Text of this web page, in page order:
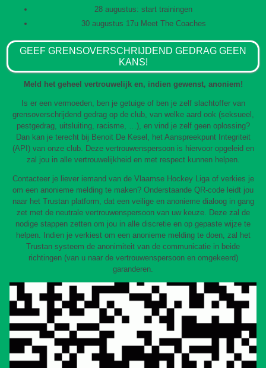
28 augustus: start trainingen
30 augustus 17u Meet The Coaches
GEEF GRENSOVERSCHRIJDEND GEDRAG GEEN
KANS!
Meld het geheel vertrouwelijk en, indien gewenst, anoniem!
Is er een vermoeden, ben je getuige of ben je zelf slachtoffer van
grensoverschrijdend gedrag op de club, van welke aard ook (seksueel,
pestgedrag, uitsluiting, racisme, …), en vind je zelf geen oplossing?
Dan kan je terecht bij Benoit De Kesel, het Aanspreekpunt Integriteit
(API) van onze club. Deze vertrouwenspersoon is hiervoor opgeleid en
zal jou in alle vertrouwelijkheid en met respect kunnen helpen.
Contacteer je liever iemand van de Vlaamse Hockey Liga of verkies je
om een anonieme melding te maken? Onderstaande QR-code leidt jou
naar het Trustan platform, dat een veilige en anonieme dialoog in gang
zet met de neutrale vertrouwenspersoon van uw keuze. Deze zal de
nodige stappen zetten om jou in alle discretie en op gepaste wijze te
helpen. Indien je verkiest om een anonieme melding te doen, zal het
Trustan systeem de anonimiteit van de communicatie in beide
richtingen (van u naar de vertrouwenspersoon en omgekeerd)
garanderen.